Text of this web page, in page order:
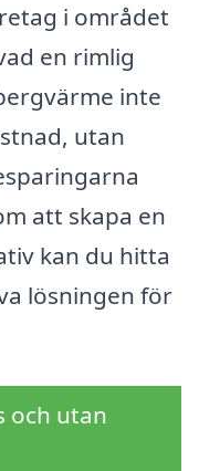
i området
en rimlig
inte
utan
att skapa en
kan du hitta
lösningen för
och utan